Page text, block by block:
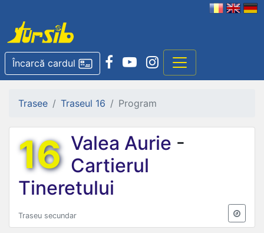
Încarcă cardul
Trasee Traseul 16 Program
16 Valea Aurie -
Cartierul
Tineretului
Traseu secundar